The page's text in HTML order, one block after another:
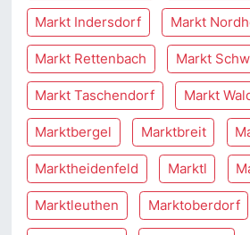
Markt Indersdorf Markt
Markt Rettenbach Markt
Markt Taschendorf Markt
Marktbergel Marktbreit
Marktheidenfeld Marktl
Marktleuthen Marktoberdorf